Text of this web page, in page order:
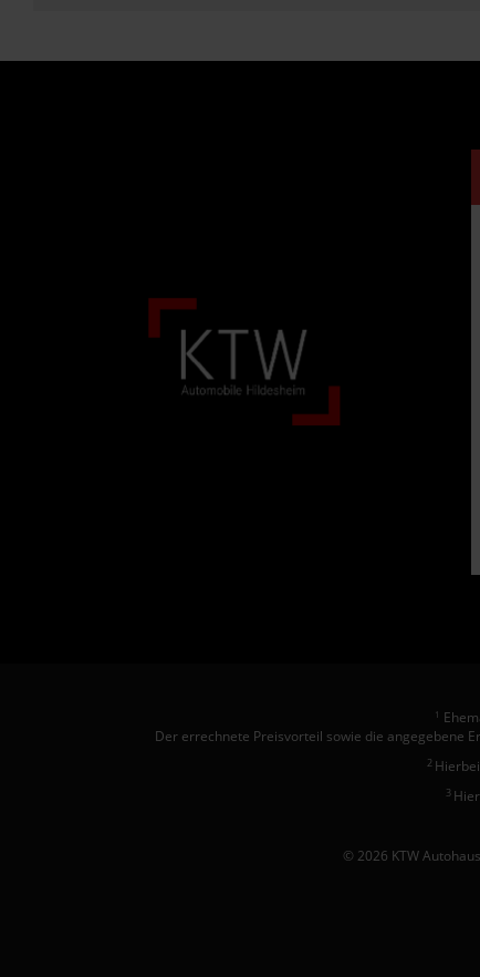
1
Der errechnete Preisvorteil sowie die angegebene
2
3
© 2026 KTW